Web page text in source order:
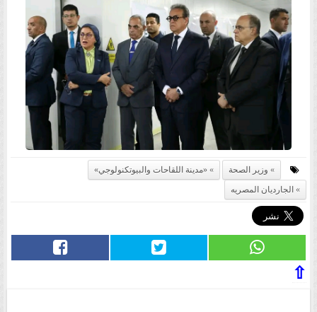
وزير الصحة
«مدينة اللقاحات والبيوتكنولوجي»
الجارديان المصريه
⇧